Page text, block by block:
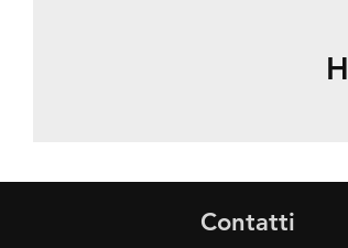
Contatti